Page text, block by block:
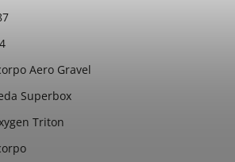
Aero Gravel
Superbox
Triton